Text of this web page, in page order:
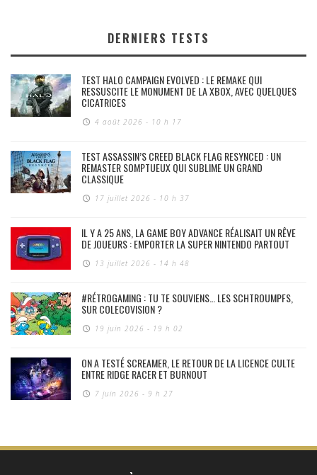
DERNIERS TESTS
TEST HALO CAMPAIGN EVOLVED : LE REMAKE QUI
RESSUSCITE LE MONUMENT DE LA XBOX, AVEC QUELQUES
CICATRICES
4 août 2026 - 10 h 17
TEST ASSASSIN’S CREED BLACK FLAG RESYNCED : UN
REMASTER SOMPTUEUX QUI SUBLIME UN GRAND
CLASSIQUE
17 juillet 2026 - 10 h 37
IL Y A 25 ANS, LA GAME BOY ADVANCE RÉALISAIT UN RÊVE
DE JOUEURS : EMPORTER LA SUPER NINTENDO PARTOUT
13 juillet 2026 - 14 h 48
#RÉTROGAMING : TU TE SOUVIENS… LES SCHTROUMPFS,
SUR COLECOVISION ?
19 juin 2026 - 19 h 02
ON A TESTÉ SCREAMER, LE RETOUR DE LA LICENCE CULTE
ENTRE RIDGE RACER ET BURNOUT
7 juin 2026 - 9 h 27